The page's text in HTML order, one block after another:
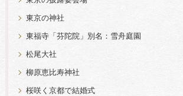
東京の神社
東福寺「芬陀院」別名：雪舟庭園
松尾大社
柳原恵比寿神社
桜咲く京都で結婚式